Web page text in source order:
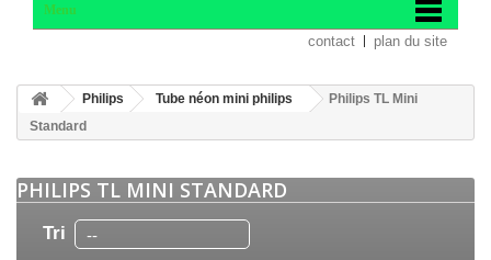
Menu
contact plan du site
Philips Tube néon mini philips
Philips TL Mini
Standard
PHILIPS TL MINI STANDARD
Tri --